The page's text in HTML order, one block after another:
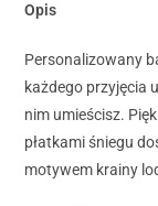
Opis
Personalizowany
każdego przyjęcia
nim umieścisz.
płatkami śniegu
motywem krainy